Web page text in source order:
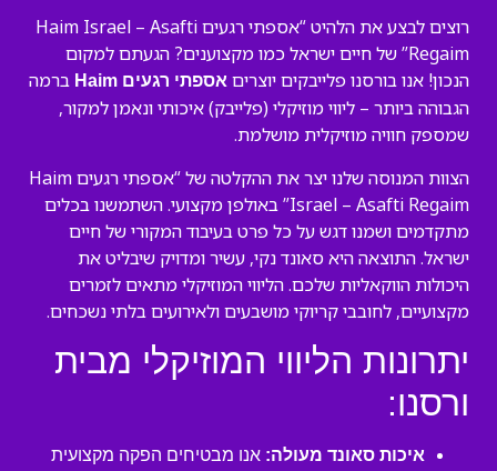
רוצים לבצע את הלהיט “אספתי רגעים Haim Israel – Asafti
Regaim” של חיים ישראל כמו מקצוענים? הגעתם למקום
הנכון! אנו בורסנו פלייבקים יוצרים אספתי רגעים Haim
ברמה
הגבוהה ביותר – ליווי מוזיקלי (פלייבק) איכותי ונאמן למקור,
שמספק חוויה מוזיקלית מושלמת.
הצוות המנוסה שלנו יצר את ההקלטה של “אספתי רגעים Haim
Israel – Asafti Regaim” באולפן מקצועי. השתמשנו בכלים
מתקדמים ושמנו דגש על כל פרט בעיבוד המקורי של חיים
ישראל. התוצאה היא סאונד נקי, עשיר ומדויק שיבליט את
היכולות הווקאליות שלכם. הליווי המוזיקלי מתאים לזמרים
מקצועיים, לחובבי קריוקי מושבעים ולאירועים בלתי נשכחים.
יתרונות הליווי המוזיקלי מבית
ורסנו:
איכות סאונד מעולה: אנו מבטיחים הפקה מקצועית